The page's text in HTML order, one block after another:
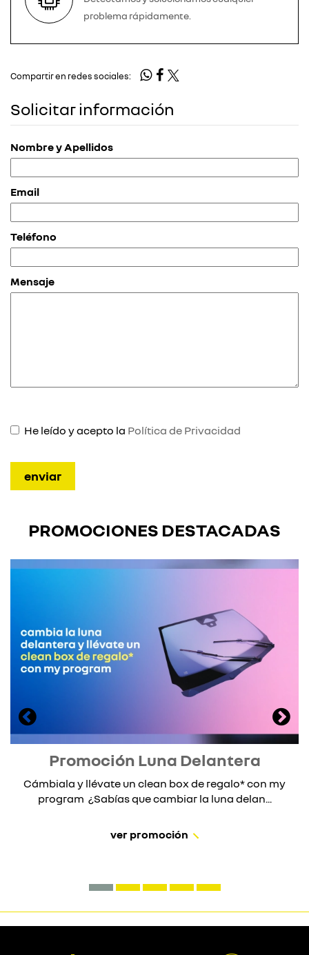
problema rápidamente.
Compartir en redes sociales:
Solicitar información
Nombre y Apellidos
Email
Teléfono
Mensaje
He leído y acepto la Política de Privacidad
PROMOCIONES DESTACADAS
Promoción Luna Delantera
Cámbiala y llévate un clean box de regalo* con my
program ¿Sabías que cambiar la luna delan...
ver promoción